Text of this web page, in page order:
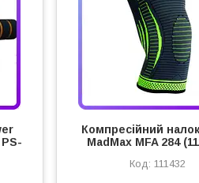
Компресійний
MadMax MFA 284
111432